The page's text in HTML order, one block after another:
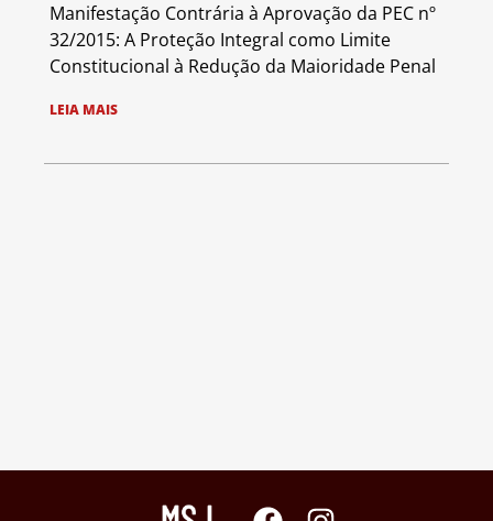
Manifestação Contrária à Aprovação da PEC nº
32/2015: A Proteção Integral como Limite
Constitucional à Redução da Maioridade Penal
LEIA MAIS